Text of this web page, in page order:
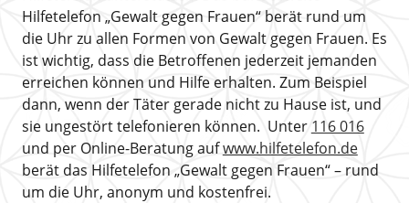
Hilfetelefon „Gewalt gegen Frauen“ berät rund um
die Uhr zu allen Formen von Gewalt gegen Frauen. Es
ist wichtig, dass die Betroffenen jederzeit jemanden
erreichen können und Hilfe erhalten. Zum Beispiel
dann, wenn der Täter gerade nicht zu Hause ist, und
sie ungestört telefonieren können. Unter 116 016
und per Online-Beratung aufwww.hilfetelefon.de
berät das Hilfetelefon „Gewalt gegen Frauen“ – rund
um die Uhr, anonym und kostenfrei.